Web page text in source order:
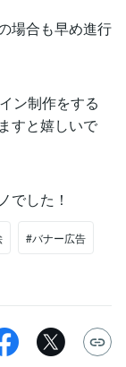
場合も早め進行
ン制作をする
すと嬉しいで
でした！
#バナー広告